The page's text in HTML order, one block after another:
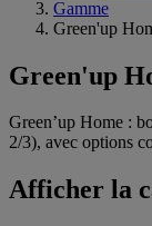
Gamme
Green'up
Green'up
Green’up Home :
2/3), avec options
Afficher la